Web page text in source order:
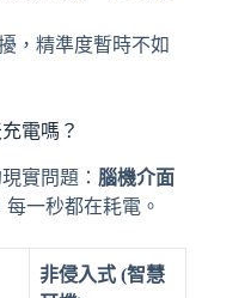
，精準度暫時不如
電嗎？
實問題： 腦機介面
一秒都在耗電。
非侵入式 (智慧